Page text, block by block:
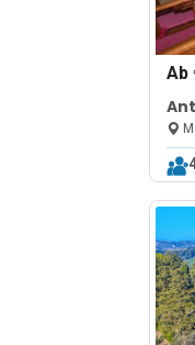
Ab